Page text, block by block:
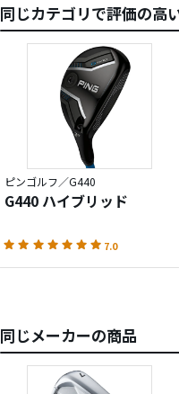
同じカテゴリで評価の高
ピンゴルフ／G440
G440 ハイブリッド
7.0
同じメーカーの商品